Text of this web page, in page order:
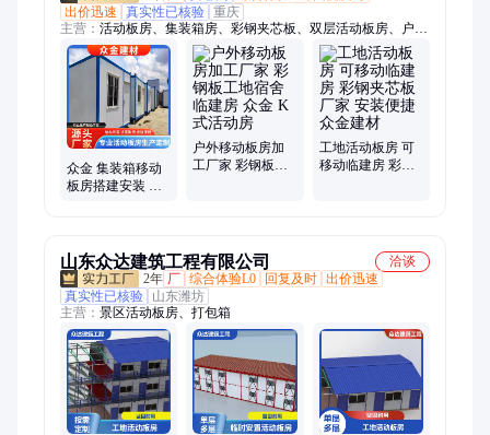
出价迅速
真实性已核验 重庆
主营： 活动板房、集装箱房、彩钢夹芯板、双层活动板房、户外
移动彩钢房、彩钢板、移动板房
众金 集装箱移动
板房搭建安装 工
户外移动板房加
工厂家 彩钢板工
工地活动板房 可
移动临建房 彩钢
山东众达建筑工程有限公司
洽谈
2年 厂 综合体验L0 回复及时 出价迅速
真实性已核验
山东潍坊
主营： 景区活动板房、打包箱